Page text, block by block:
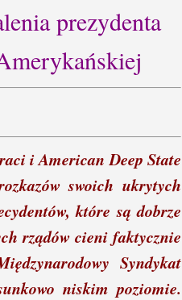
prezydenta
i American Deep State
swoich ukrytych
które są dobrze
rządów cieni faktycznie
Syndykat
niskim poziomie.